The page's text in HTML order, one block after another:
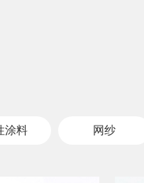
涂料 网纱